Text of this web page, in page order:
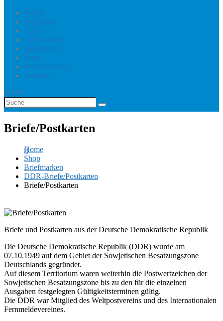
Home
Aquaristik
Teich
Briefmarken
Modellbahn
Blog
Benutzerkonto
Kontakt
Suche
Briefe/Postkarten
Home
Shop
Briefmarken
DDR-Briefe/Postkarten
Briefe/Postkarten
Briefe und Postkarten aus der Deutsche Demokratische Republik
Die Deutsche Demokratische Republik (DDR) wurde am
07.10.1949 auf dem Gebiet der Sowjetischen Besatzungszone
Deutschlands gegründet.
Auf diesem Territorium waren weiterhin die Postwertzeichen der
Sowjetischen Besatzungszone bis zu den für die einzelnen
Ausgaben festgelegten Gültigkeitsterminen gültig.
Die DDR war Mitglied des Weltpostvereins und des Internationalen
Fernmeldevereines.